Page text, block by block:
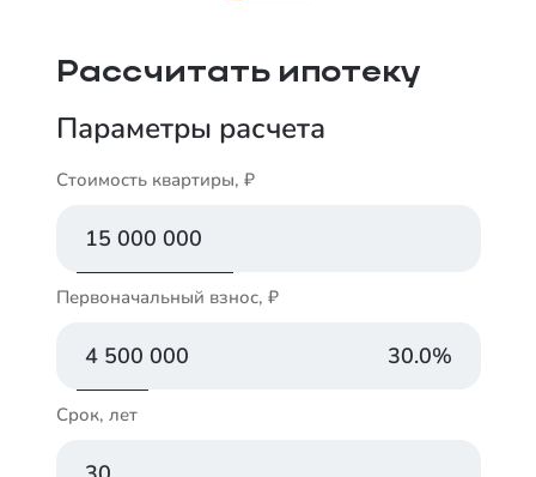
Рассчитать ипотеку
Параметры расчета
Стоимость квартиры, ₽
Первоначальный взнос, ₽
30.0%
Срок, лет